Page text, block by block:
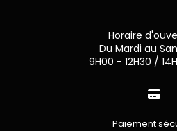
Horaire
Du Mardi au
9H00 - 12H30 /

Paiement